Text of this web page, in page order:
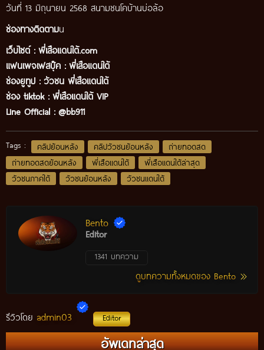
วันที่ 13 มิถุนายน 2568 สนามชนโคบ้านบ่อล้อ
ช่องทางติดตามน
เว็บไซต์ : พี่เสือแดนใต้.com
แฟนเพจเฟสบุ๊ค : พี่เสือแดนใต้
ช่องยูทูป : วัวชน พี่เสือแดนใต้
ช่อง tiktok : พี่เสือแดนใต้ VIP
Line Official : @bb911
Tags : คลิปย้อนหลัง คลิปวัวชนย้อนหลัง
ถ่ายทอดสด
ถ่ายทอดสดย้อนหลัง
พี่เสือแดนใต้
พี่เสือแดนใต้ล่าสุด
วัวชนภาคใต้
วัวชนย้อนหลัง วัวชนแดนใต้
Bento
Editor
1341 บทความ
ดูบทความทั้งหมดของ Bento
รีวิวโดย admin03 Editor
อัพเดทล่าสุด